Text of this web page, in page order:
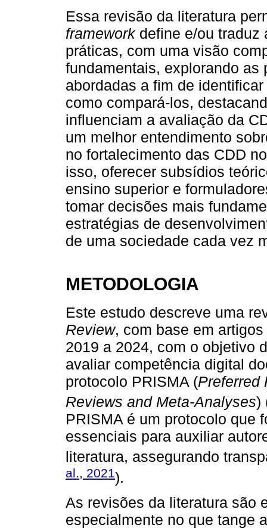
Essa revisão da literatura
frameworkdefine e/ou traduz
práticas, com uma visão
fundamentais, explorando
abordadas a fim de
como compará-los,
influenciam a avaliação da
um melhor entendimento
no fortalecimento das CDD
isso, oferecer subsídios
ensino superior e
tomar decisões mais
estratégias de
de uma sociedade cada vez
METODOLOGIA
Este estudo descreve uma
Review, com base em
2019 a 2024, com o objetivo
avaliar competência digital
protocolo PRISMA (Preferred
Reviews and Meta-Analyses)
PRISMA é um protocolo que
essenciais para auxiliar
literatura, assegurando
al., 2021).
As revisões da literatura são
especialmente no que tange